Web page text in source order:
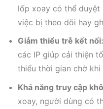
lốp xoay có thể duyệt
việc bị theo dõi hay
Giảm thiểu trễ kết nối:
các IP giúp cải thiện
thiểu thời gian chờ khi
Khả năng truy cập
xoay, người dùng có